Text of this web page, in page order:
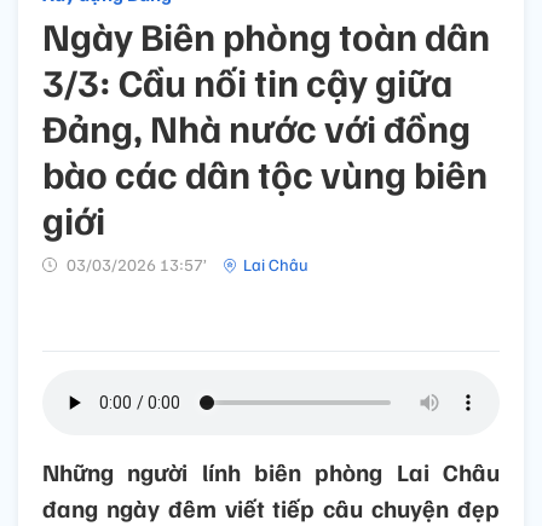
Ngày Biên phòng toàn dân
3/3: Cầu nối tin cậy giữa
Đảng, Nhà nước với đồng
bào các dân tộc vùng biên
giới
03/03/2026 13:57’ Lai Châu
Những người lính biên phòng Lai Châu
đang ngày đêm viết tiếp câu chuyện đẹp